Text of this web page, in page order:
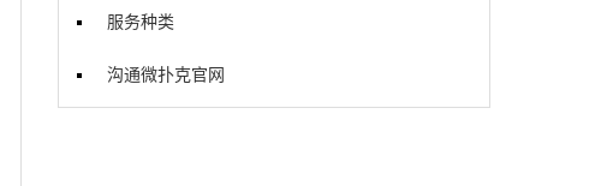
服务种类
沟通微扑克官网